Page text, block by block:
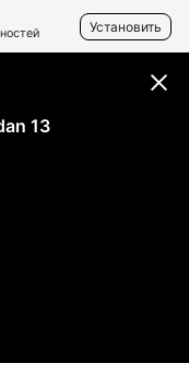
Установить
13